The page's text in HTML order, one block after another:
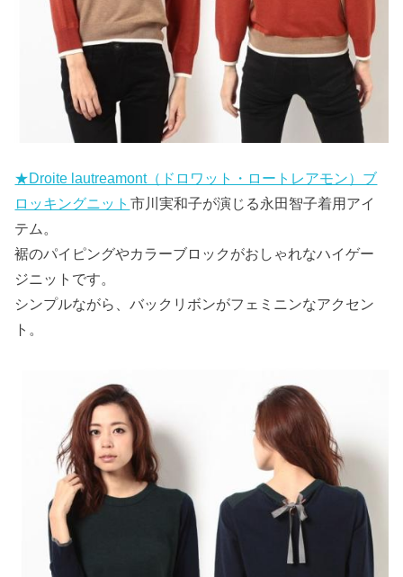
★Droite lautreamont（ドロワット・ロートレアモン）ブ
ロッキングニット 市川実和子が演じる永田智子着用アイ
テム。
裾のパイピングやカラーブロックがおしゃれなハイゲー
ジニットです。
シンプルながら、バックリボンがフェミニンなアクセン
ト。